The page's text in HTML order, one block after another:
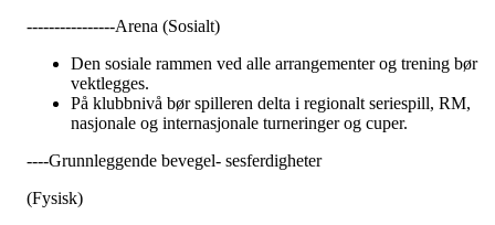
----------------Arena (Sosialt)
Den sosiale rammen ved alle arrangementer og trening bør
vektlegges.
På klubbnivå bør spilleren delta i regionalt seriespill, RM,
nasjonale og internasjonale turneringer og cuper.
----Grunnleggende bevegel- sesferdigheter
(Fysisk)